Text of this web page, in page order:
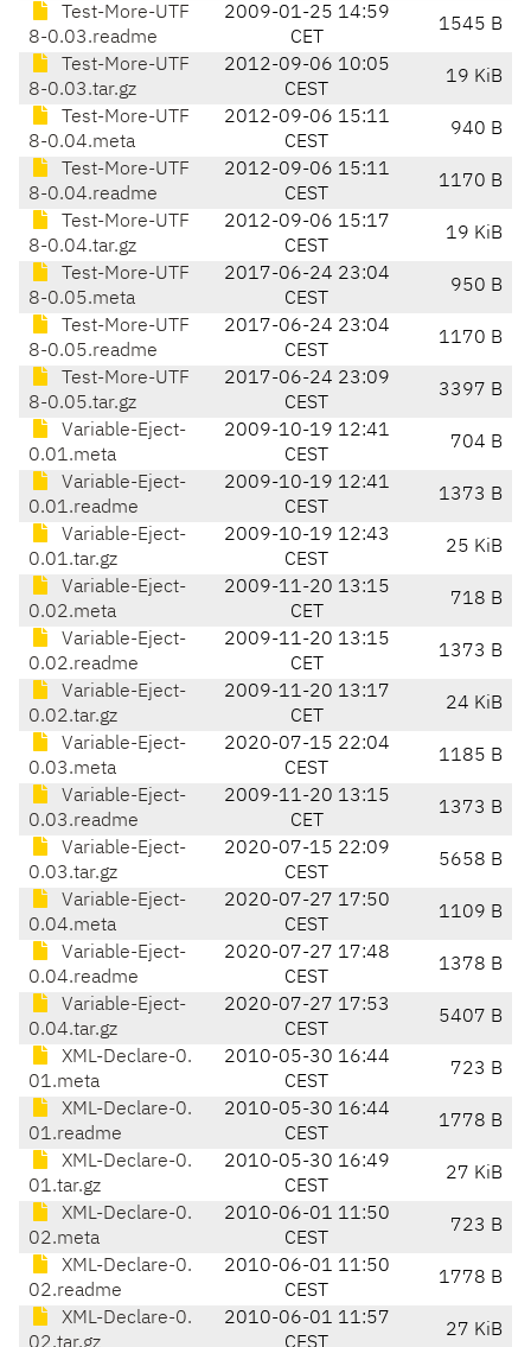
Test-More-UTF
8-0.03.readme
2009-01-25 14:59
CET
1545 B
Test-More-UTF
8-0.03.tar.gz
2012-09-06 10:05
CEST
19 KiB
Test-More-UTF
8-0.04.meta
2012-09-06 15:11
CEST
940 B
Test-More-UTF
8-0.04.readme
2012-09-06 15:11
CEST
1170 B
Test-More-UTF
8-0.04.tar.gz
2012-09-06 15:17
CEST
19 KiB
Test-More-UTF
8-0.05.meta
2017-06-24 23:04
CEST
950 B
Test-More-UTF
8-0.05.readme
2017-06-24 23:04
CEST
1170 B
Test-More-UTF
8-0.05.tar.gz
2017-06-24 23:09
CEST
3397 B
Variable-Eject-
0.01.meta
2009-10-19 12:41
CEST
704 B
Variable-Eject-
0.01.readme
2009-10-19 12:41
CEST
1373 B
Variable-Eject-
0.01.tar.gz
2009-10-19 12:43
CEST
25 KiB
Variable-Eject-
0.02.meta
2009-11-20 13:15
CET
718 B
Variable-Eject-
0.02.readme
2009-11-20 13:15
CET
1373 B
Variable-Eject-
0.02.tar.gz
2009-11-20 13:17
CET
24 KiB
Variable-Eject-
0.03.meta
2020-07-15 22:04
CEST
1185 B
Variable-Eject-
0.03.readme
2009-11-20 13:15
CET
1373 B
Variable-Eject-
0.03.tar.gz
2020-07-15 22:09
CEST
5658 B
Variable-Eject-
0.04.meta
2020-07-27 17:50
CEST
1109 B
Variable-Eject-
0.04.readme
2020-07-27 17:48
CEST
1378 B
Variable-Eject-
0.04.tar.gz
2020-07-27 17:53
CEST
5407 B
XML-Declare-0.
01.meta
2010-05-30 16:44
CEST
723 B
XML-Declare-0.
01.readme
2010-05-30 16:44
CEST
1778 B
XML-Declare-0.
01.tar.gz
2010-05-30 16:49
CEST
27 KiB
XML-Declare-0.
02.meta
2010-06-01 11:50
CEST
723 B
XML-Declare-0.
02.readme
2010-06-01 11:50
CEST
1778 B
XML-Declare-0.
2010-06-01 11:57
27 KiB